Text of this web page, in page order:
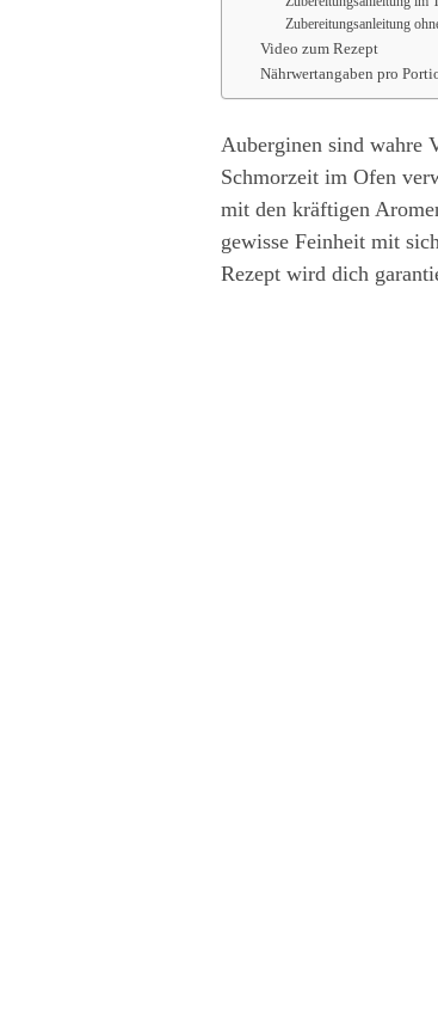
Zubereitungsanleitung
Video zum Rezept
Nährwertangaben pro
Auberginen sind wahre
Schmorzeit im Ofen
mit den kräftigen
gewisse Feinheit mit
Rezept wird dich